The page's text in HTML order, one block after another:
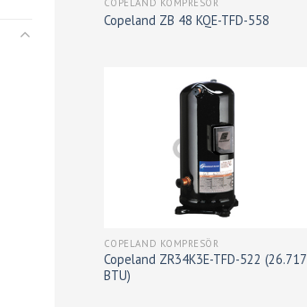
COPELAND KOMPRESÖR
Copeland ZB 48 KQE-TFD-558
COPELAND KOMPRESÖR
Copeland ZR34K3E-TFD-522 (26.717
BTU)